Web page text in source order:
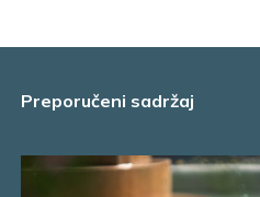
Preporučeni sadržaj